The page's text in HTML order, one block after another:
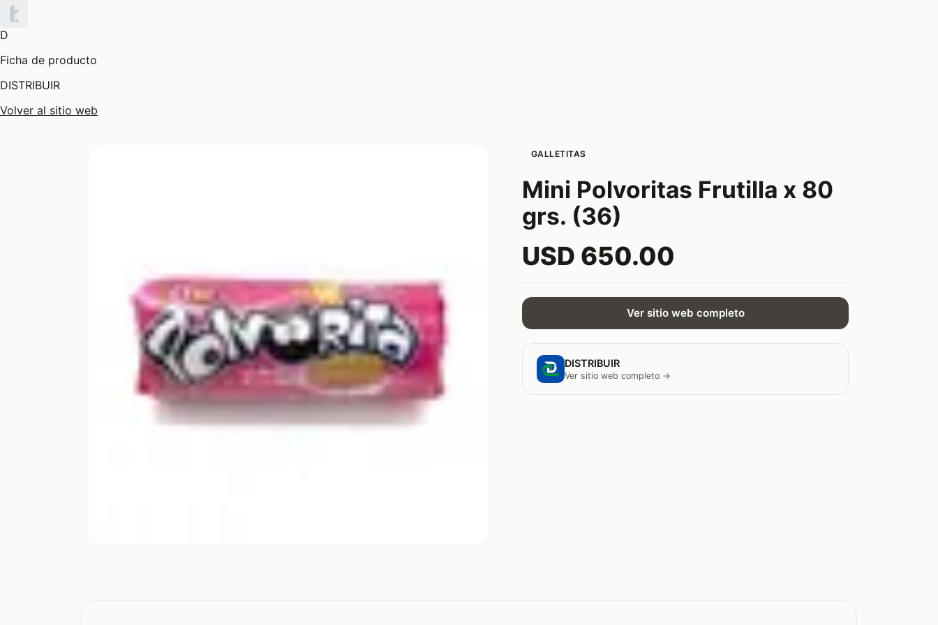
D
Ficha de producto
DISTRIBUIR
Volver al sitio web
GALLETITAS
Mini Polvoritas Frutilla x 80
grs. (36)
USD 650.00
Ver sitio web completo
DISTRIBUIR
Ver sitio web completo →